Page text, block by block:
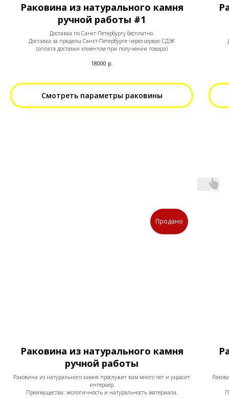
Раковина из натурального камня
ручной работы #1
Доставка по Санкт-Петербургу бесплатно.
Доставка за пределы Санкт-Петербурге через сервис СДЭК
(оплата доставки клиентом при получении товара)
18000 р.
Смотреть параметры раковины
Продано
Раковина из натурального камня
ручной работы
Раковина из натурального камня прослужит вам много лет и украсит
интерьер.
Преимущества: экологичность и натуральность материала,